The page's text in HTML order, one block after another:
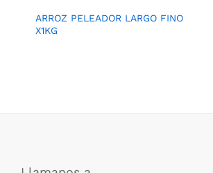
ARROZ PELEADOR LARGO FINO
X1KG